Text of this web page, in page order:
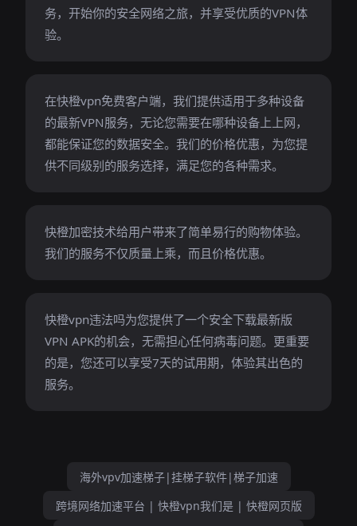
务，开始你的安全网络之旅，并享受优质的VPN体
验。
在快橙vpn免费客户端，我们提供适用于多种设备
的最新VPN服务，无论您需要在哪种设备上上网，
都能保证您的数据安全。我们的价格优惠，为您提
供不同级别的服务选择，满足您的各种需求。
快橙加密技术给用户带来了简单易行的购物体验。
我们的服务不仅质量上乘，而且价格优惠。
快橙vpn违法吗为您提供了一个安全下载最新版
VPN APK的机会，无需担心任何病毒问题。更重要
的是，您还可以享受7天的试用期，体验其出色的
服务。
海外vpv加速梯子|挂梯子软件|梯子加速
跨境网络加速平台 | 快橙vpn我们是 | 快橙网页版